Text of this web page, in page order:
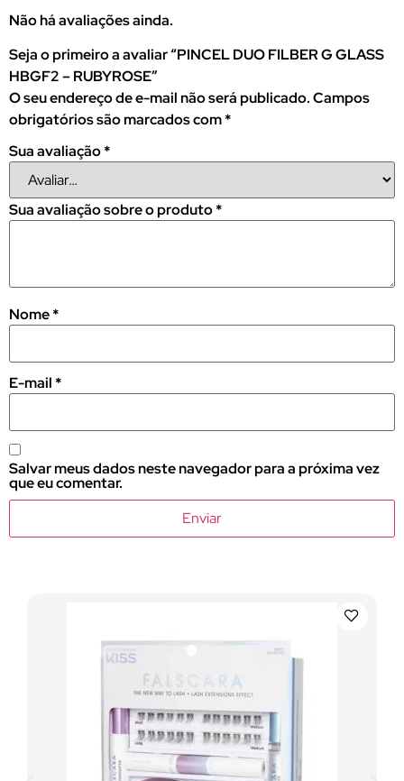
Não há avaliações ainda.
Seja o primeiro a avaliar “PINCEL DUO FILBER G GLASS
HBGF2 – RUBYROSE”
O seu endereço de e-mail não será publicado.Campos
obrigatórios são marcados com*
Sua avaliação*
Sua avaliação sobre o produto*
Nome*
E-mail *
Salvar meus dados neste navegador para a próxima vez
que eu comentar.